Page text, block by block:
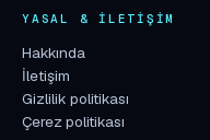
YASAL & İLETIŞIM
Hakkında
İletişim
Gizlilik politikası
Çerez politikası